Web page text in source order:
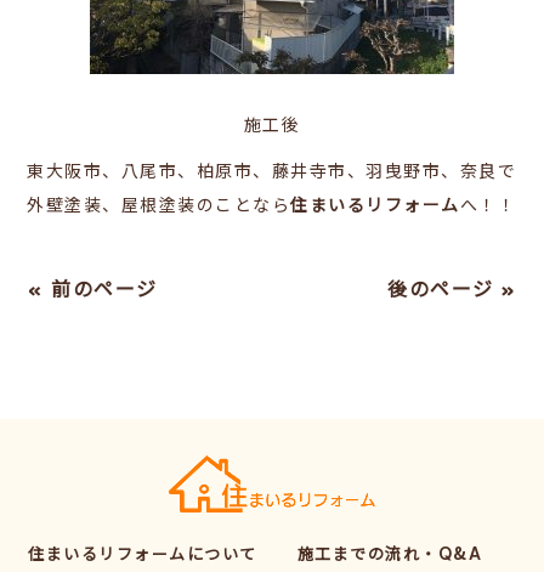
施工後
東大阪市、八尾市、柏原市、藤井寺市、羽曳野市、奈良で
外壁塗装、屋根塗装のことなら住まいるリフォームへ！！
« 前のページ 後のページ »
住まいるリフォームについて 施工までの流れ・Q&A